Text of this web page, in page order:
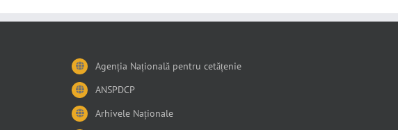
Agenția Națională pentru cetățenie
ANSPDCP
Arhivele Naționale